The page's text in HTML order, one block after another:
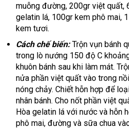
muỗng đường, 200gr việt quất,
gelatin lá, 100gr kem phô mai,
kem tươi.
Cách chế biến:Trộn vụn bánh
trong lò nướng 150 độ C
khuôn bánh sau khi làm mát.
nửa phần việt quất vào trong
nóng chảy. Chiết hỗn hợp để
nhân bánh. Cho nốt phần việt
Hòa gelatin lá với nước và hỗn
phô mai, đường và sữa chua